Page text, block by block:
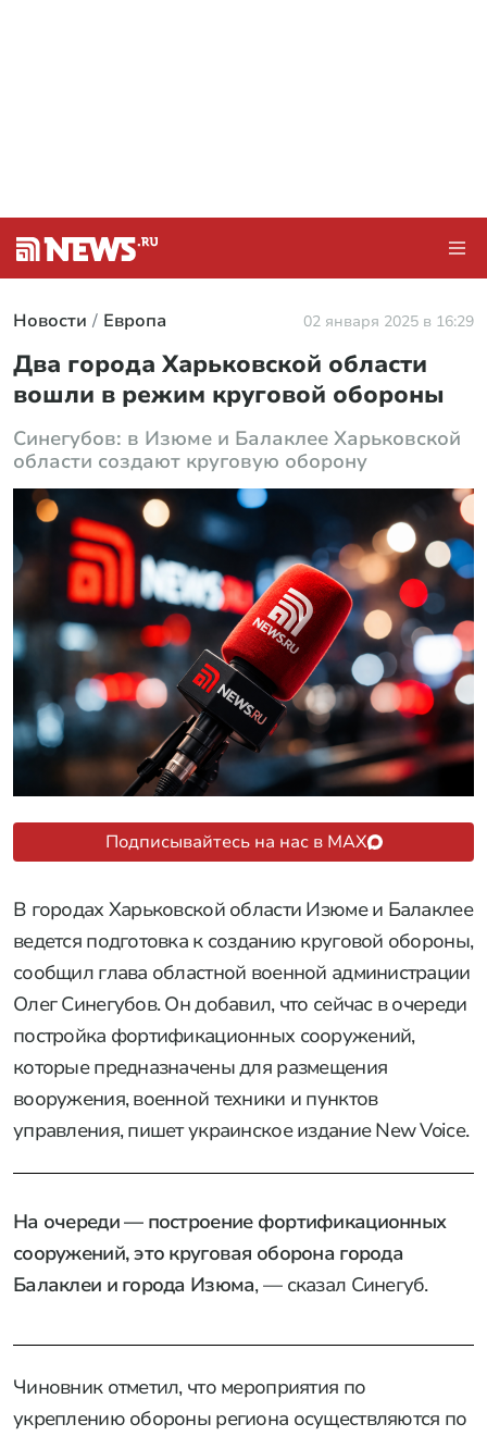
Новости Европа 02 января 2025 в 16:29
Два города Харьковской области
вошли в режим круговой обороны
Синегубов: в Изюме и Балаклее Харьковской
области создают круговую оборону
Подписывайтесь на нас в MAX
В городах Харьковской области Изюме и Балаклее
ведется подготовка к созданию круговой обороны,
сообщил глава областной военной администрации
Олег Синегубов. Он добавил, что сейчас в очереди
постройка фортификационных сооружений,
которые предназначены для размещения
вооружения, военной техники и пунктов
управления, пишет украинское издание New Voice.
На очереди — построение фортификационных
сооружений, это круговая оборона города
Балаклеи и города Изюма, — сказал Синегуб.
Чиновник отметил, что мероприятия по
укреплению обороны региона осуществляются по